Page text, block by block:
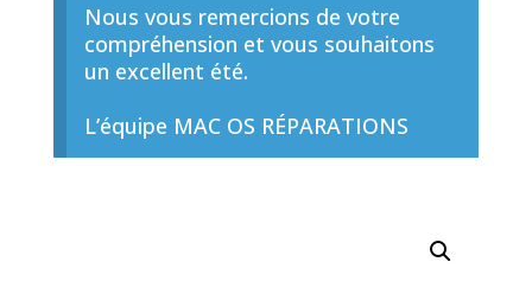
Nous vous remercions de votre
compréhension et vous souhaitons
un excellent été.
L’équipe MAC OS RÉPARATIONS